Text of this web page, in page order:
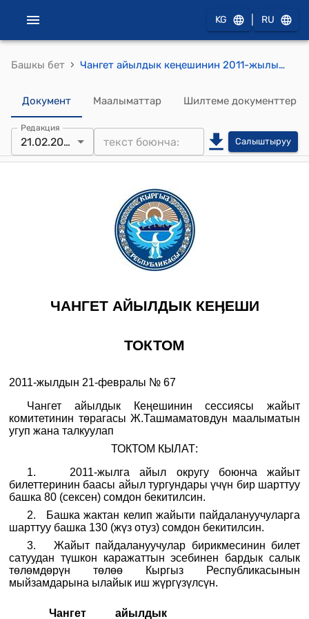
KG RU
Башкы бет › Чангет айылдык кеңешинин 2011-жылынын 21-февралындагы № 67 (жайыт комитетинин төрагасы Ж.Ташмаматовдун маалыматын угуу жөнүндө) токтому
Документ Маалыматтар Шилтеме документтер
Редакция
21.02.2011 Салыштыруу